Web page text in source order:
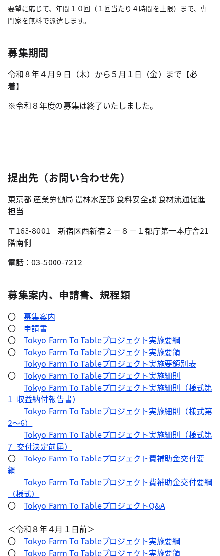
要望に応じて、年間１０回（１回当たり４時間を上限）まで、専
門家を無料で派遣します。
募集期間
令和８年４月９日（木）から５月１日（金）まで【必
着】
※令和８年度の募集は終了いたしました。
提出先（お問い合わせ先）
東京都 産業労働局 農林水産部 食料安全課 食材流通促進
担当
〒163-8001 新宿区西新宿２－８－１都庁第一本庁舎21
階南側
電話：03-5000-7212
募集案内、申請書、規程類
〇募集案内
〇 申請書
〇Tokyo Farm To Tableプロジェクト実施要綱
〇Tokyo Farm To Tableプロジェクト実施要領
Tokyo Farm To Tableプロジェクト実施要領別表
〇Tokyo Farm To Tableプロジェクト実施細則
Tokyo Farm To Tableプロジェクト実施細則（様式第
1_収益納付報告書）
Tokyo Farm To Tableプロジェクト実施細則（様式第
2～6）
Tokyo Farm To Tableプロジェクト実施細則（様式第
7_交付決定前届）
〇Tokyo Farm To Tableプロジェクト費補助金交付要
綱
Tokyo Farm To Tableプロジェクト費補助金交付要綱
（様式）
〇Tokyo Farm To TableプロジェクトQ&A
＜令和８年４月１日前＞
〇Tokyo Farm To Tableプロジェクト実施要綱
〇Tokyo Farm To Tableプロジェクト実施要領